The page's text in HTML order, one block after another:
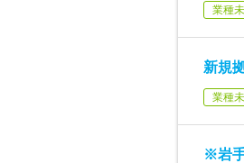
業種
新規
業種
※岩